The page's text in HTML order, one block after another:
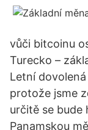
vůči bitcoinu
Turecko –
Letní
protože jsme
určitě se bude
Panamskou